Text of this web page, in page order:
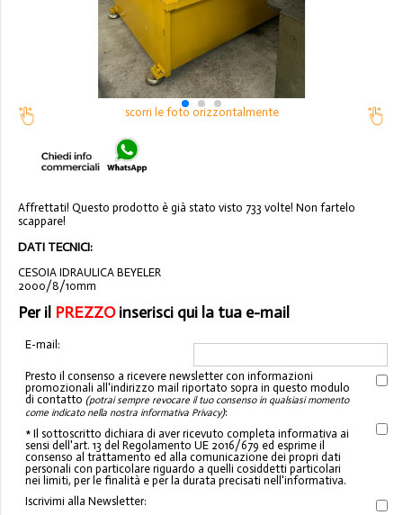
scorri le foto orizzontalmente
Affrettati! Questo prodotto è già stato visto 733 volte! Non fartelo
scappare!
DATI TECNICI:
CESOIA IDRAULICA BEYELER
2000/8/10mm
Per il PREZZOinserisci qui la tua e-mail
E-mail:
Presto il consenso a ricevere newsletter con informazioni
promozionali all'indirizzo mail riportato sopra in questo modulo
di contatto (potrai sempre revocare il tuo consenso in qualsiasi momento
come indicato nella nostra informativa Privacy):
* Il sottoscritto dichiara di aver ricevuto completa informativa ai
sensi dell'art. 13 del Regolamento UE 2016/679 ed esprime il
consenso al trattamento ed alla comunicazione dei propri dati
personali con particolare riguardo a quelli cosiddetti particolari
nei limiti, per le finalità e per la durata precisati nell'informativa.
Iscrivimi alla Newsletter: